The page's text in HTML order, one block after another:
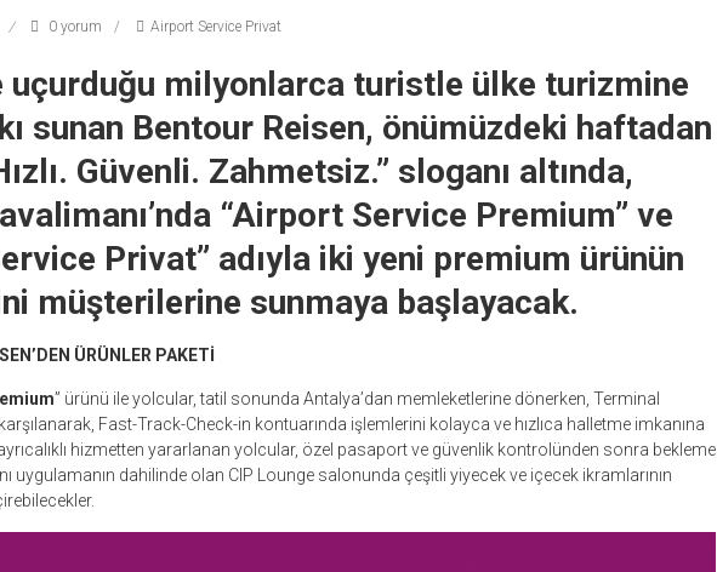
0 yorum Airport Service Privat
uçurduğu milyonlarca turistle ülke turizmine
sunan Bentour Reisen, önümüzdeki haftadan
Güvenli. Zahmetsiz.” sloganı altında,
“Airport Service Premium” ve
Privat” adıyla iki yeni premium ürünün
müşterilerine sunmaya başlayacak.
ÜRÜNLER PAKETİ
” ürünü ile yolcular, tatil sonunda Antalya’dan memleketlerine dönerken, Terminal
Fast-Track-Check-in kontuarında işlemlerini kolayca ve hızlıca halletme imkanına
hizmetten yararlanan yolcular, özel pasaport ve güvenlik kontrolünden sonra bekleme
uygulamanın dahilinde olan CIP Lounge salonunda çeşitli yiyecek ve içecek ikramlarının